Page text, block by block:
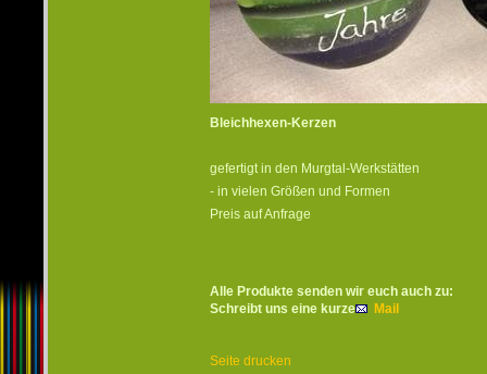
Bleichhexen-Kerzen
gefertigt in den Murgtal-Werkstätten
- in vielen Größen und Formen
Preis auf Anfrage
Alle Produkte senden wir euch auch zu:
Schreibt uns eine kurze
Mail
Seite drucken